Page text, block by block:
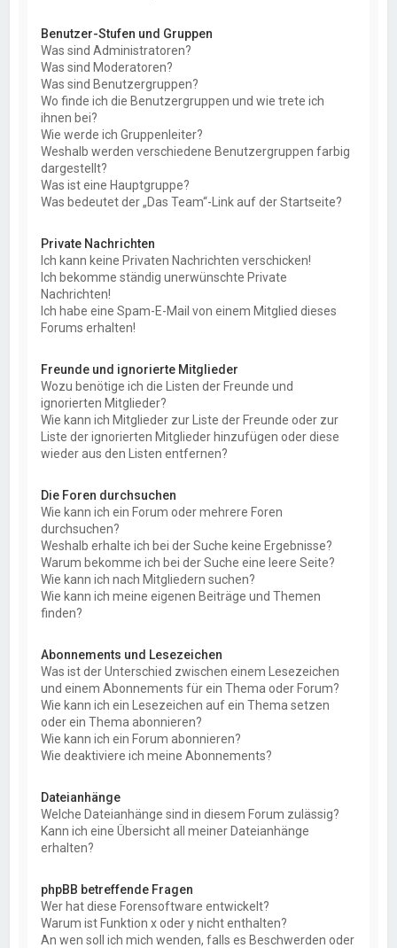
Benutzer-Stufen und Gruppen
Was sind Administratoren?
Was sind Moderatoren?
Was sind Benutzergruppen?
Wo finde ich die Benutzergruppen und wie trete ich
ihnen bei?
Wie werde ich Gruppenleiter?
Weshalb werden verschiedene Benutzergruppen farbig
dargestellt?
Was ist eine Hauptgruppe?
Was bedeutet der „Das Team“-Link auf der Startseite?
Private Nachrichten
Ich kann keine Privaten Nachrichten verschicken!
Ich bekomme ständig unerwünschte Private
Nachrichten!
Ich habe eine Spam-E-Mail von einem Mitglied dieses
Forums erhalten!
Freunde und ignorierte Mitglieder
Wozu benötige ich die Listen der Freunde und
ignorierten Mitglieder?
Wie kann ich Mitglieder zur Liste der Freunde oder zur
Liste der ignorierten Mitglieder hinzufügen oder diese
wieder aus den Listen entfernen?
Die Foren durchsuchen
Wie kann ich ein Forum oder mehrere Foren
durchsuchen?
Weshalb erhalte ich bei der Suche keine Ergebnisse?
Warum bekomme ich bei der Suche eine leere Seite?
Wie kann ich nach Mitgliedern suchen?
Wie kann ich meine eigenen Beiträge und Themen
finden?
Abonnements und Lesezeichen
Was ist der Unterschied zwischen einem Lesezeichen
und einem Abonnements für ein Thema oder Forum?
Wie kann ich ein Lesezeichen auf ein Thema setzen
oder ein Thema abonnieren?
Wie kann ich ein Forum abonnieren?
Wie deaktiviere ich meine Abonnements?
Dateianhänge
Welche Dateianhänge sind in diesem Forum zulässig?
Kann ich eine Übersicht all meiner Dateianhänge
erhalten?
phpBB betreffende Fragen
Wer hat diese Forensoftware entwickelt?
Warum ist Funktion x oder y nicht enthalten?
An wen soll ich mich wenden, falls es Beschwerden oder